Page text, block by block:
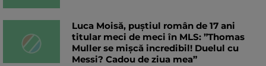
Luca Moisă, puștiul român de 17 ani
titular meci de meci în MLS: ”Thomas
Muller se mișcă incredibil! Duelul cu
Messi? Cadou de ziua mea”